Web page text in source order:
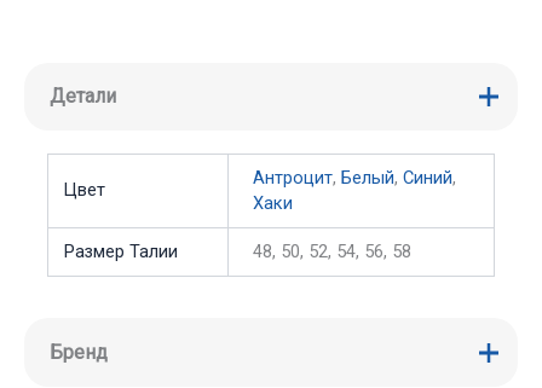
Детали
Цвет
Антроцит, Белый, Синий,
Хаки
Размер Талии 48, 50, 52, 54, 56, 58
Бренд